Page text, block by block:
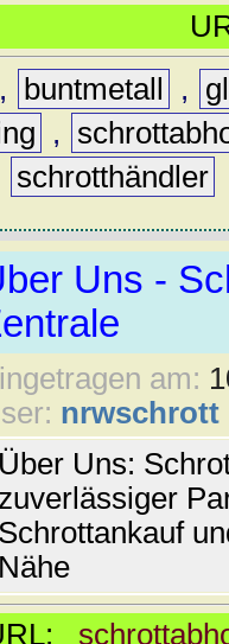
, buntmetall ,
,
schrotthändler
Uns -
am:
nrwschrott
Über Uns:
zuverlässiger
Schrottankauf
Nähe